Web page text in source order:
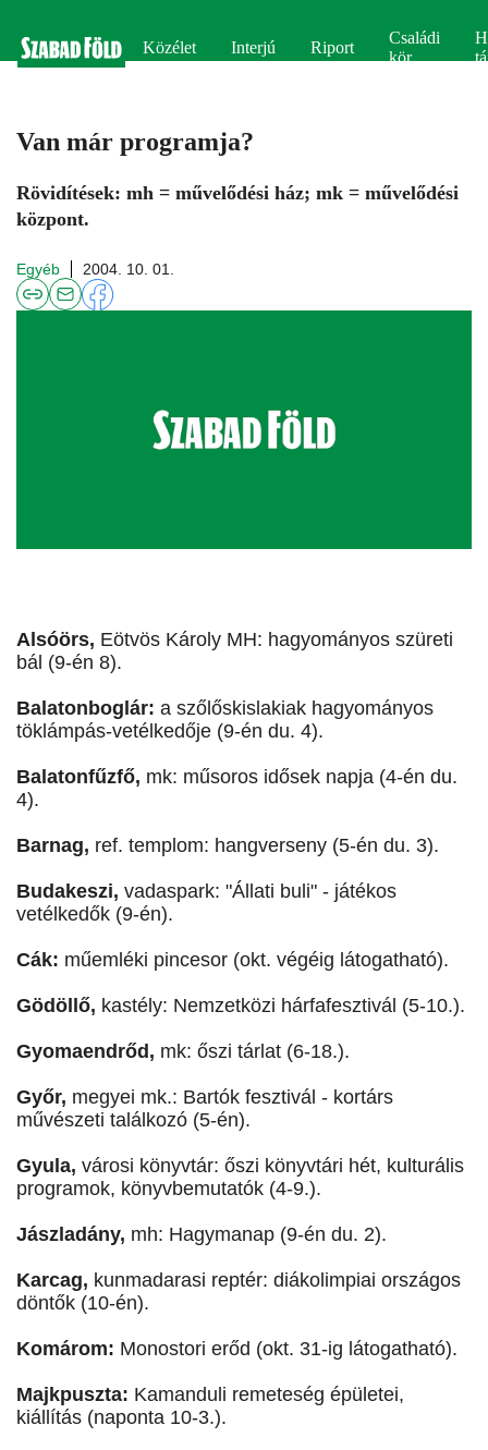
Közélet Interjú Riport
Családi
kör
Van már programja?
Rövidítések: mh = művelődési ház; mk = művelődési
központ.
Egyéb 2004. 10. 01.
Alsóörs, Eötvös Károly MH: hagyományos szüreti
bál (9-én 8).
Balatonboglár: a szőlőskislakiak hagyományos
töklámpás-vetélkedője (9-én du. 4).
Balatonfűzfő, mk: műsoros idősek napja (4-én du.
4).
Barnag, ref. templom: hangverseny (5-én du. 3).
Budakeszi, vadaspark: "Állati buli" - játékos
vetélkedők (9-én).
Cák: műemléki pincesor (okt. végéig látogatható).
Gödöllő, kastély: Nemzetközi hárfafesztivál (5-10.).
Gyomaendrőd, mk: őszi tárlat (6-18.).
Győr, megyei mk.: Bartók fesztivál - kortárs
művészeti találkozó (5-én).
Gyula, városi könyvtár: őszi könyvtári hét, kulturális
programok, könyvbemutatók (4-9.).
Jászladány, mh: Hagymanap (9-én du. 2).
Karcag, kunmadarasi reptér: diákolimpiai országos
döntők (10-én).
Komárom: Monostori erőd (okt. 31-ig látogatható).
Majkpuszta: Kamanduli remeteség épületei,
kiállítás (naponta 10-3.).